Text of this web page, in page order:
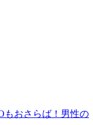
もおさらば！男性の